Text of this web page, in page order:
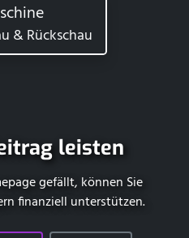
& Rückschau
leisten
gefällt, können Sie
finanziell unterstützen.